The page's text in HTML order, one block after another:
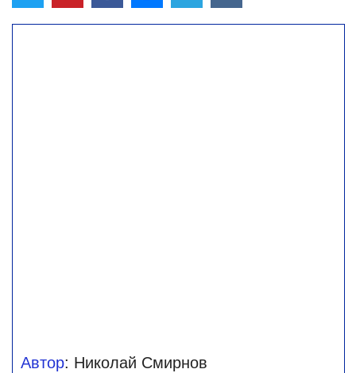
Автор: Николай Смирнов